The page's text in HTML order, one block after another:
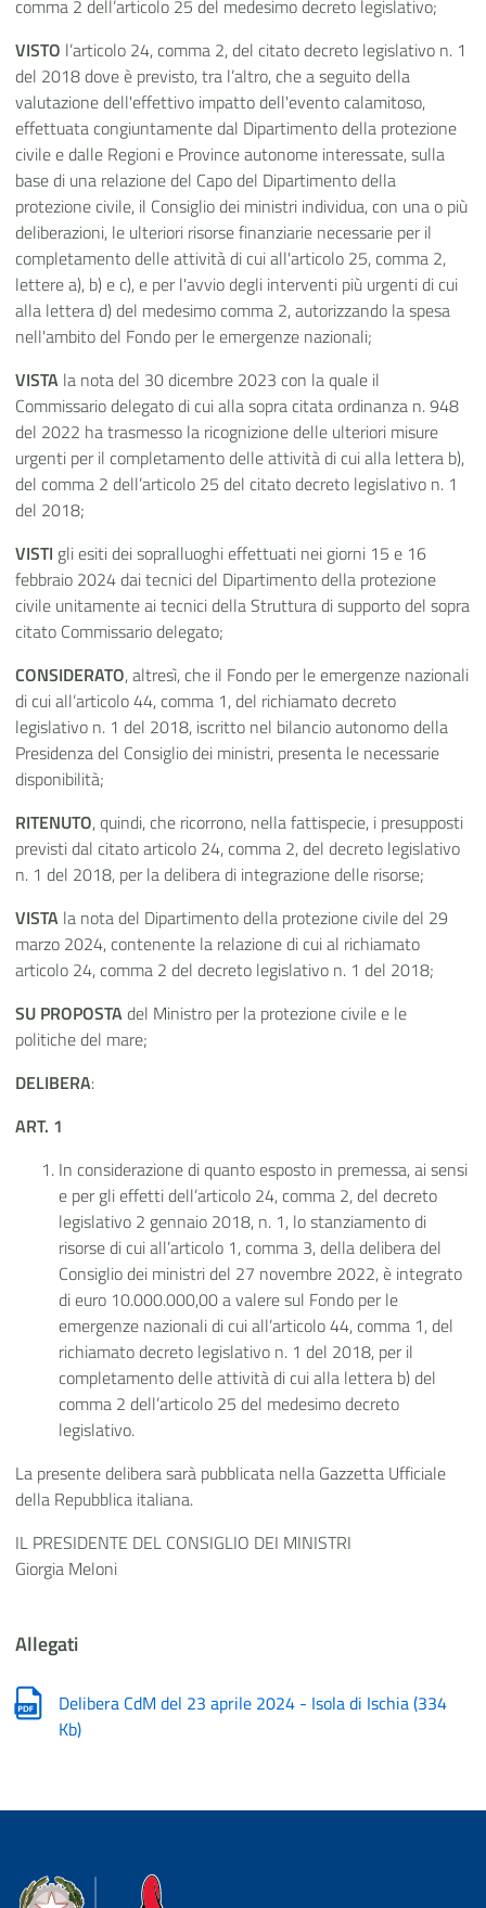
comma 2 dell’articolo 25 del medesimo decreto legislativo;
VISTO l’articolo 24, comma 2, del citato decreto legislativo n. 1
del 2018 dove è previsto, tra l’altro, che a seguito della
valutazione dell'effettivo impatto dell'evento calamitoso,
effettuata congiuntamente dal Dipartimento della protezione
civile e dalle Regioni e Province autonome interessate, sulla
base di una relazione del Capo del Dipartimento della
protezione civile, il Consiglio dei ministri individua, con una o più
deliberazioni, le ulteriori risorse finanziarie necessarie per il
completamento delle attività di cui all'articolo 25, comma 2,
lettere a), b) e c), e per l'avvio degli interventi più urgenti di cui
alla lettera d) del medesimo comma 2, autorizzando la spesa
nell'ambito del Fondo per le emergenze nazionali;
VISTA la nota del 30 dicembre 2023 con la quale il
Commissario delegato di cui alla sopra citata ordinanza n. 948
del 2022 ha trasmesso la ricognizione delle ulteriori misure
urgenti per il completamento delle attività di cui alla lettera b),
del comma 2 dell’articolo 25 del citato decreto legislativo n. 1
del 2018;
VISTI gli esiti dei sopralluoghi effettuati nei giorni 15 e 16
febbraio 2024 dai tecnici del Dipartimento della protezione
civile unitamente ai tecnici della Struttura di supporto del sopra
citato Commissario delegato;
CONSIDERATO, altresì, che il Fondo per le emergenze nazionali
di cui all’articolo 44, comma 1, del richiamato decreto
legislativo n. 1 del 2018, iscritto nel bilancio autonomo della
Presidenza del Consiglio dei ministri, presenta le necessarie
disponibilità;
RITENUTO, quindi, che ricorrono, nella fattispecie, i presupposti
previsti dal citato articolo 24, comma 2, del decreto legislativo
n. 1 del 2018, per la delibera di integrazione delle risorse;
VISTA la nota del Dipartimento della protezione civile del 29
marzo 2024, contenente la relazione di cui al richiamato
articolo 24, comma 2 del decreto legislativo n. 1 del 2018;
SU PROPOSTAdel Ministro per la protezione civile e le
politiche del mare;
DELIBERA:
ART. 1
In considerazione di quanto esposto in premessa, ai sensi
e per gli effetti dell’articolo 24, comma 2, del decreto
legislativo 2 gennaio 2018, n. 1, lo stanziamento di
risorse di cui all’articolo 1, comma 3, della delibera del
Consiglio dei ministri del 27 novembre 2022, è integrato
di euro 10.000.000,00 a valere sul Fondo per le
emergenze nazionali di cui all’articolo 44, comma 1, del
richiamato decreto legislativo n. 1 del 2018, per il
completamento delle attività di cui alla lettera b) del
comma 2 dell’articolo 25 del medesimo decreto
legislativo.
La presente delibera sarà pubblicata nella Gazzetta Ufficiale
della Repubblica italiana.
IL PRESIDENTE DEL CONSIGLIO DEI MINISTRI
Giorgia Meloni
Allegati
Delibera CdM del 23 aprile 2024 - Isola di Ischia(334
Kb)
Dipartimento della Protezione Civile